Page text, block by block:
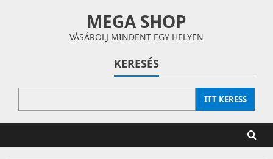
MEGA SHOP
VÁSÁROLJ MINDENT EGY HELYEN
KERESÉS
ITT KERESS